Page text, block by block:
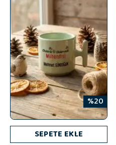
%20
SEPETE EKLE